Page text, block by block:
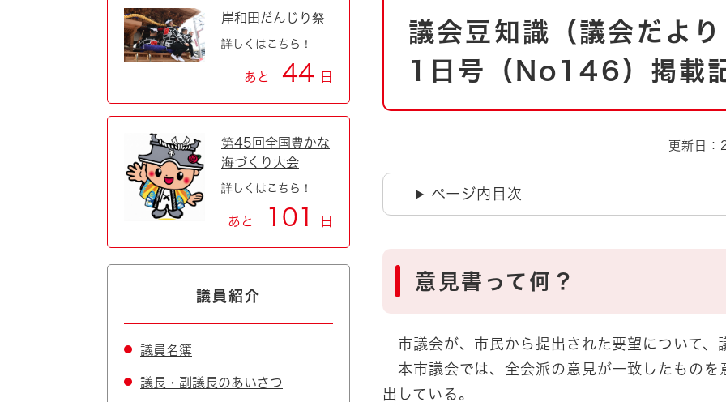
道路・河川・交通 まちづくり
国際交流
本
議会豆知識（議会だ
1日号（No146）掲載
更新日
ページ内目次
意見書って何？
市議会が、市民から提出された要望について、
本市議会では、全会派の意見が一致したものを
出している。
岸和田だんじり祭
詳しくはこちら！
あと 44 日
第45回全国豊かな
海づくり大会
詳しくはこちら！
あと 101 日
議員紹介
議員名簿
議長・副議長のあいさつ